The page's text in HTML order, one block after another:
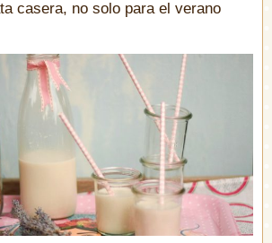
casera, no solo para el verano